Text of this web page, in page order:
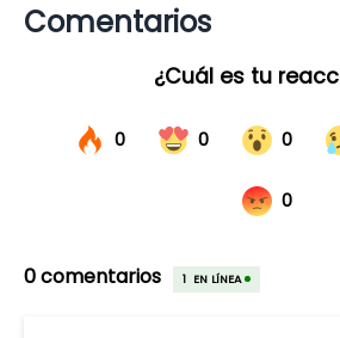
Comentarios